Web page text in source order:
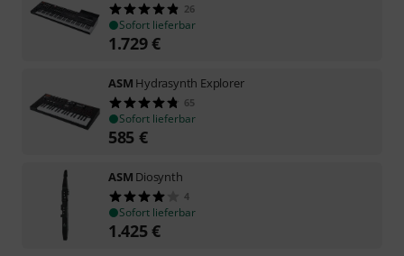
26
Sofort lieferbar
1.729€
ASM Hydrasynth Explorer
65
Sofort lieferbar
585 €
ASM Diosynth
4
Sofort lieferbar
1.425€